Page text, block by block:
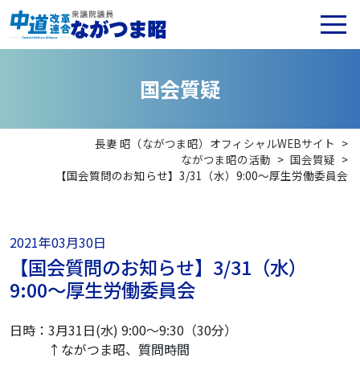
国会質疑
長妻 昭（ながつま昭）オフィシャルWEBサイト >
ながつま昭の活動 > 国会質疑 >
【国会質問のお知らせ】3/31（水）9:00〜厚生労働委員会
2021年03月30日
【国会質問のお知らせ】3/31（水）
9:00〜厚生労働委員会
日時：3月31日(水) 9:00〜9:30（30分）
↑ながつま昭、質問時間